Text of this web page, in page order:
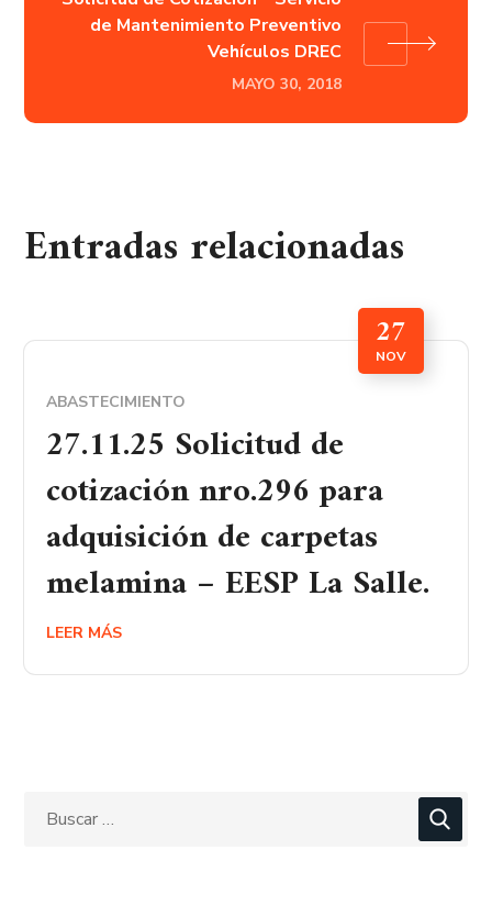
de Mantenimiento Preventivo
Vehículos DREC
MAYO 30, 2018
Entradas relacionadas
27
NOV
ABASTECIMIENTO
27.11.25 Solicitud de
cotización nro.296 para
adquisición de carpetas
melamina – EESP La Salle.
LEER MÁS